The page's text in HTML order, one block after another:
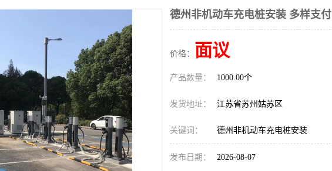
德州非机动车充电桩安装 多样支付
价格： 面议
产品数量： 1000.00个
发货地址： 江苏省苏州姑苏区
关键词： 德州非机动车充电桩安装
发布日期： 2026-08-07